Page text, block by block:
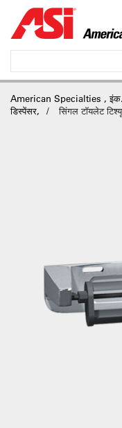
American Specialties , इंक.
डिस्पेंसर,
सिंगल टॉयलेट